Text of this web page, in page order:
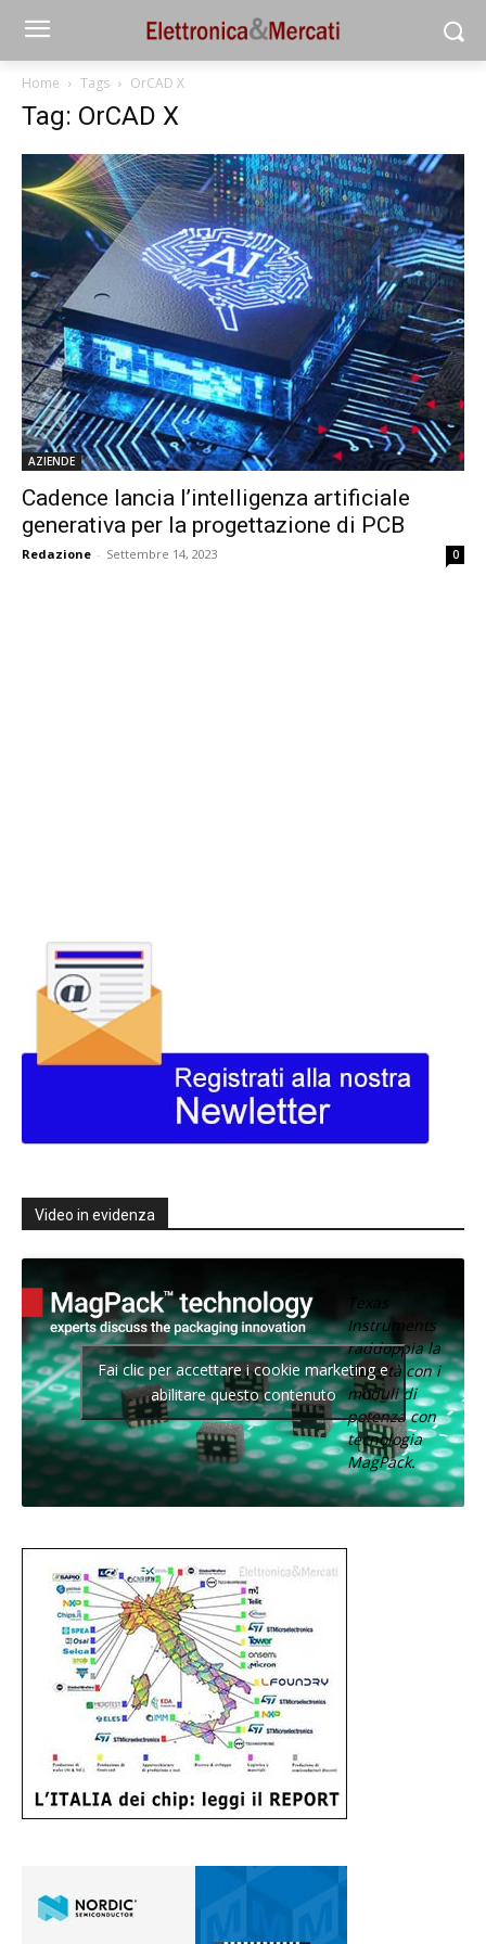
Home Tags OrCAD X
Tag: OrCAD X
AZIENDE
Cadence lancia l’intelligenza artificiale
generativa per la progettazione di PCB
Redazione - Settembre 14, 2023 0
Video in evidenza
Texas
Instruments
raddoppia la
densità con i
moduli di
potenza con
tecnologia
MagPack.
Fai clic per accettare i cookie marketing e
abilitare questo contenuto